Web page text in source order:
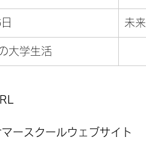
未来
大学生活
ースクールウェブサイト